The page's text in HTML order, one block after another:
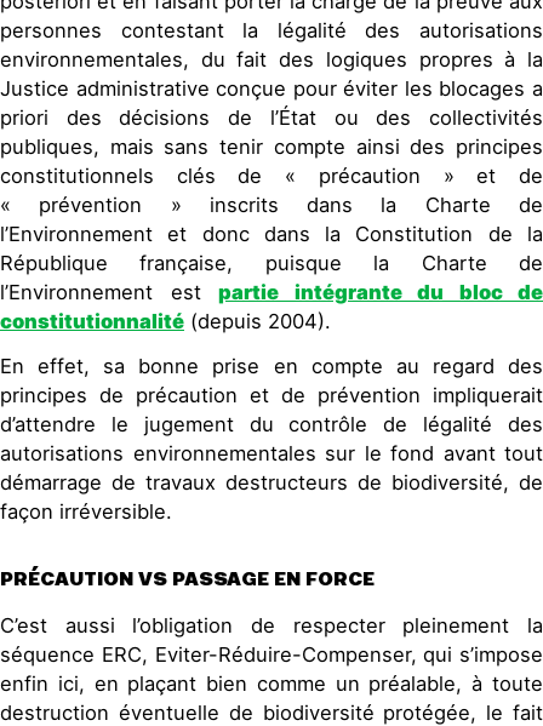
personnes contestant la légalité des autorisations
environnementales, du fait des logiques propres à la
Justice administrative conçue pour éviter les blocages a
priori des décisions de l’État ou des collectivités
publiques, mais sans tenir compte ainsi des principes
constitutionnels clés de « précaution » et de
« prévention » inscrits dans la Charte de
l’Environnement et donc dans la Constitution de la
République française, puisque la Charte de
l’Environnement est partie intégrante du bloc de
constitutionnalité (depuis 2004).
En effet, sa bonne prise en compte au regard des
principes de précaution et de prévention impliquerait
d’attendre le jugement du contrôle de légalité des
autorisations environnementales sur le fond avant tout
démarrage de travaux destructeurs de biodiversité, de
façon irréversible.
PRÉCAUTION VS PASSAGE EN FORCE
C’est aussi l’obligation de respecter pleinement la
séquence ERC, Eviter-Réduire-Compenser, qui s’impose
enfin ici, en plaçant bien comme un préalable, à toute
destruction éventuelle de biodiversité protégée, le fait